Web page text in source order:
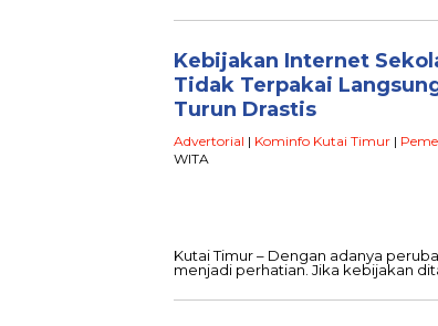
Kebijakan Internet
Tidak Terpakai
Turun Drastis
Advertorial | Kominfo Kutai Timur |
WITA
Kutai Timur – Dengan adanya
menjadi perhatian. Jika kebijakan